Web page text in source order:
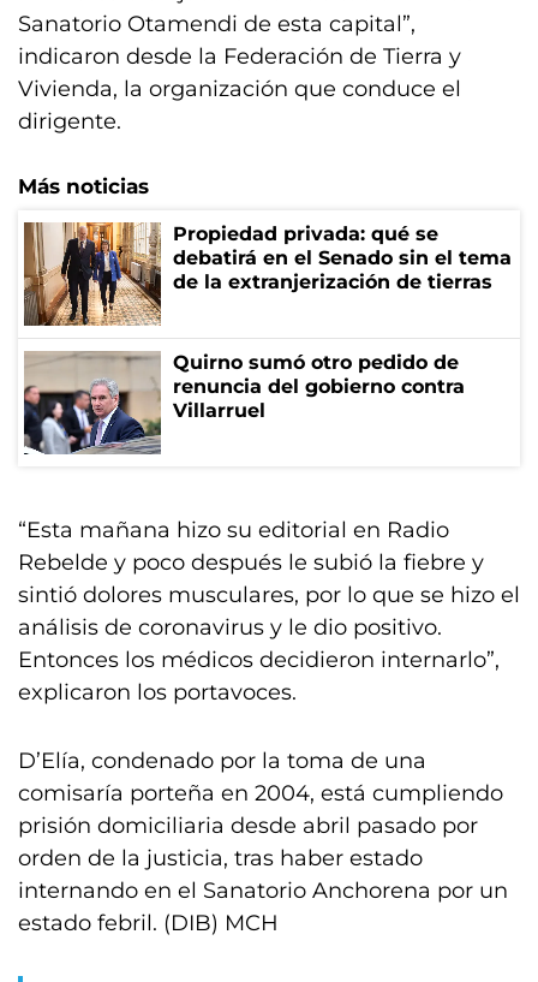
Sanatorio Otamendi de esta capital”,
indicaron desde la Federación de Tierra y
Vivienda, la organización que conduce el
dirigente.
Más noticias
Propiedad privada: qué se
debatirá en el Senado sin el tema
de la extranjerización de tierras
Quirno sumó otro pedido de
renuncia del gobierno contra
Villarruel
“Esta mañana hizo su editorial en Radio
Rebelde y poco después le subió la fiebre y
sintió dolores musculares, por lo que se hizo el
análisis de coronavirus y le dio positivo.
Entonces los médicos decidieron internarlo”,
explicaron los portavoces.
D’Elía, condenado por la toma de una
comisaría porteña en 2004, está cumpliendo
prisión domiciliaria desde abril pasado por
orden de la justicia, tras haber estado
internando en el Sanatorio Anchorena por un
estado febril. (DIB) MCH